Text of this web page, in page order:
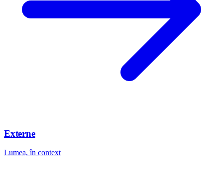
Externe
Lumea, în context